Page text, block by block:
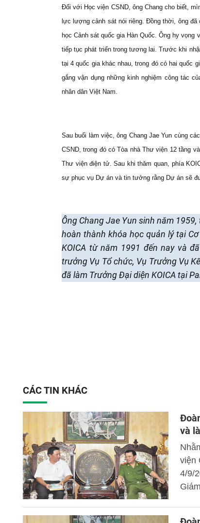
Đối với Học viện CSND, ông Chang cho biết,
lực lượng cảnh sát nói riêng. Đồng thời, ông
học Cảnh sát quốc gia Hàn Quốc. Ông hy
tiếp tục phát triển trong tương lai. Trước khi
tại 4 quốc gia khác nhau, trong đó có hai quốc
gắng vận dụng những kinh nghiệm công tác
nhân dân Việt Nam.
Sau buổi làm việc, ông Chang Jae Yun cùng
CSND, trong đó có Tòa nhà Thư viện 12 tầng
Thư viện điện tử. Sau khi thăm quan, phía
sự phục vụ Dự án và tin tưởng rằng Dự án sẽ
Ông Chang Jae Yun sinh năm
hoàn thành khóa học quản lý tại
KOICA từ năm 1991 đến nay và
trưởng Vụ Tổ chức, Vụ Trưởng Vụ
đã làm Trưởng Đại diện KOICA tại
CÁC TIN KHÁC
và
viện
4/9/